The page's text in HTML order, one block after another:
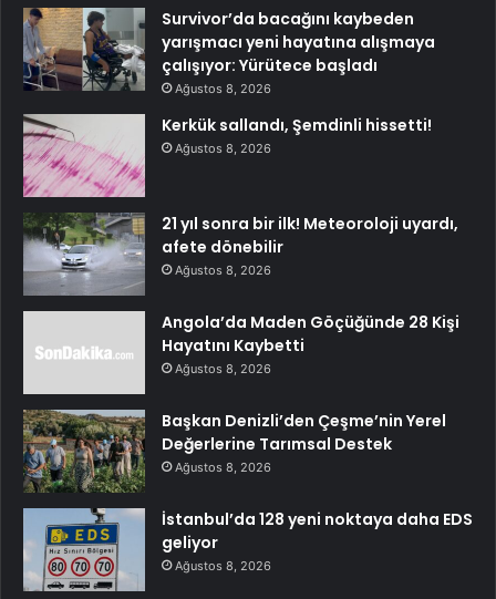
Survivor’da bacağını kaybeden
yarışmacı yeni hayatına alışmaya
çalışıyor: Yürütece başladı
Ağustos 8, 2026
Kerkük sallandı, Şemdinli hissetti!
Ağustos 8, 2026
21 yıl sonra bir ilk! Meteoroloji uyardı,
afete dönebilir
Ağustos 8, 2026
Angola’da Maden Göçüğünde 28 Kişi
Hayatını Kaybetti
Ağustos 8, 2026
Başkan Denizli’den Çeşme’nin Yerel
Değerlerine Tarımsal Destek
Ağustos 8, 2026
İstanbul’da 128 yeni noktaya daha EDS
geliyor
Ağustos 8, 2026